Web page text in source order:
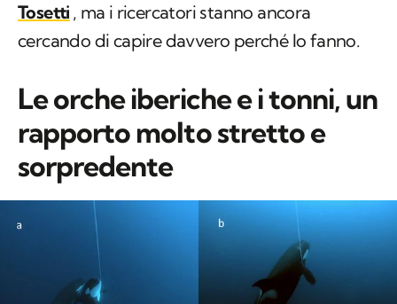
Tosetti , ma i ricercatori stanno ancora
cercando di capire davvero perché lo fanno.
Le orche iberiche e i tonni, un
rapporto molto stretto e
sorpredente